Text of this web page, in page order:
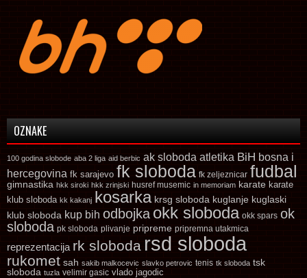
OZNAKE
100 godina slobode aba 2 liga aid berbic ak sloboda atletika BiH bosna i
hercegovina fk sarajevo fk sloboda fk zeljeznicar fudbal
gimnastika hkk siroki hkk zrinjski husref musemic in memoriam karate karate
klub sloboda kk kakanj kosarka krsg sloboda kuglanje kuglaski
klub sloboda kup bih odbojka okk sloboda okk spars ok
sloboda pk sloboda plivanje pripreme pripremna utakmica
reprezentacija rk sloboda rsd sloboda
rukomet sah sakib malkocevic slavko petrovic tenis tk sloboda tsk
sloboda tuzla velimir gasic vlado jagodic